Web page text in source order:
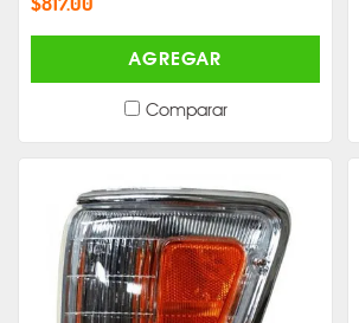
AGREGAR
Comparar